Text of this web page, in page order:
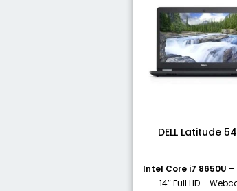
DELL Latitude
Intel Core i7 8650U –
14″ Full HD –